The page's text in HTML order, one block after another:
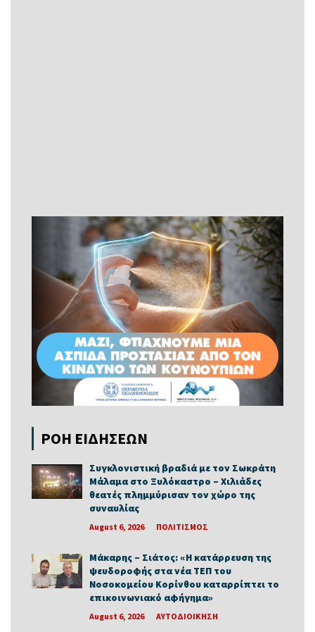
ΡΟΗ ΕΙΔΗΣΕΩΝ
Συγκλονιστική βραδιά με τον Σωκράτη
Μάλαμα στο Ξυλόκαστρο – Χιλιάδες
θεατές πλημμύρισαν τον χώρο της
συναυλίας
August 6, 2026 ΠΟΛΙΤΙΣΜΟΣ
Μάκαρης – Σιάτος: «Η κατάρρευση της
ψευδοροφής στα νέα ΤΕΠ του
Νοσοκομείου Κορίνθου καταρρίπτει το
επικοινωνιακό αφήγημα»
August 6, 2026 ΑΥΤΟΔΙΟΙΚΗΣΗ